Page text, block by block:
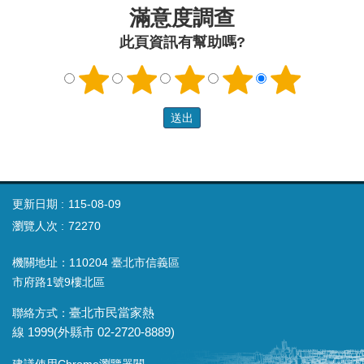
滿意度調查
此頁資訊有幫助嗎?
更新日期
115-08-09
瀏覽人次
72270
機關地址：110204 臺北市信義區
市府路1號9樓北區
聯絡方式： 臺北市民當家熱
線 1999(外縣市 02-2720-8889)